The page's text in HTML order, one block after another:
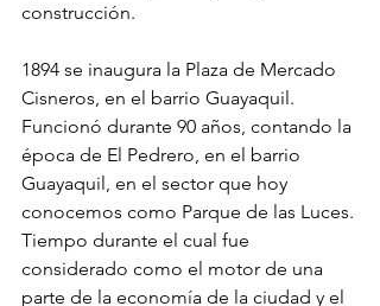
construcción.
1894 se inaugura la Plaza de Mercado
Cisneros, en el barrio Guayaquil.
Funcionó durante 90 años, contando la
época de El Pedrero, en el barrio
Guayaquil, en el sector que hoy
conocemos como Parque de las Luces.
Tiempo durante el cual fue
considerado como el motor de una
parte de la economía de la ciudad y el